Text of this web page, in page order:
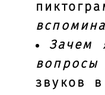
Зачем
вопросы
звуков